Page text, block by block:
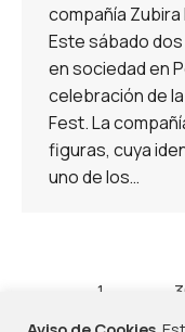
compañía Zubira
Este sábado
en sociedad en
celebración de
Fest. La
figuras, cuya
uno de los…
1